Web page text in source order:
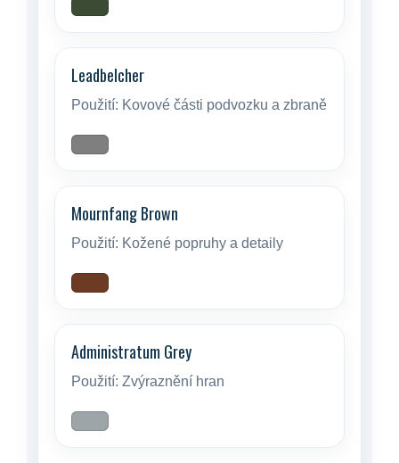
Leadbelcher
Použití: Kovové části podvozku a zbraně
Mournfang Brown
Použití: Kožené popruhy a detaily
Administratum Grey
Použití: Zvýraznění hran